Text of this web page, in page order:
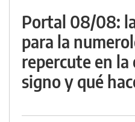
Portal 08/08:
para la
repercute en la
signo y qué